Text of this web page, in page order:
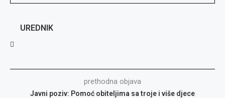
UREDNIK
prethodna objava
Javni poziv: Pomoć obiteljima sa troje i više djece